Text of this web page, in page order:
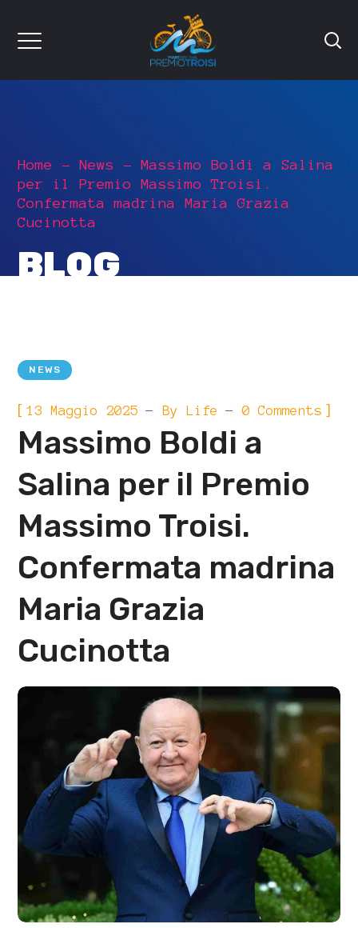
Home News
Massimo Boldi a Salina
per il Premio Massimo Troisi.
Confermata madrina Maria Grazia
Cucinotta
BLOG
NEWS
[13 Maggio 2025 ByLife 0 Comments ]
Massimo Boldi a
Salina per il Premio
Massimo Troisi.
Confermata madrina
Maria Grazia
Cucinotta